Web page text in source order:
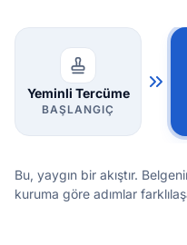
Yeminli Tercüme
BAŞLANGIÇ
Bu, yaygın bir akıştır.
kuruma göre adımlar